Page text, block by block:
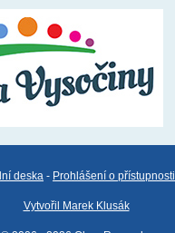
deska - Prohlášení o přístupnosti
Vytvořil Marek Klusák